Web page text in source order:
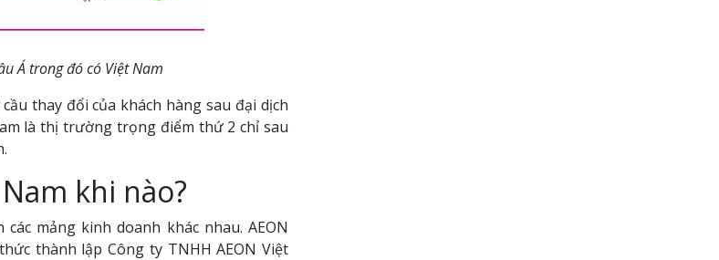
Á trong đó có Việt Nam
thay đổi của khách hàng sau đại dịch
là thị trường trọng điểm thứ 2 chỉ sau
khi nào?
mảng kinh doanh khác nhau. AEON
thành lập Công ty TNHH AEON Việt